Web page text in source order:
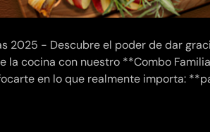
2025 - Descubre el poder de dar
la cocina con nuestro **Combo
en lo que realmente importa: